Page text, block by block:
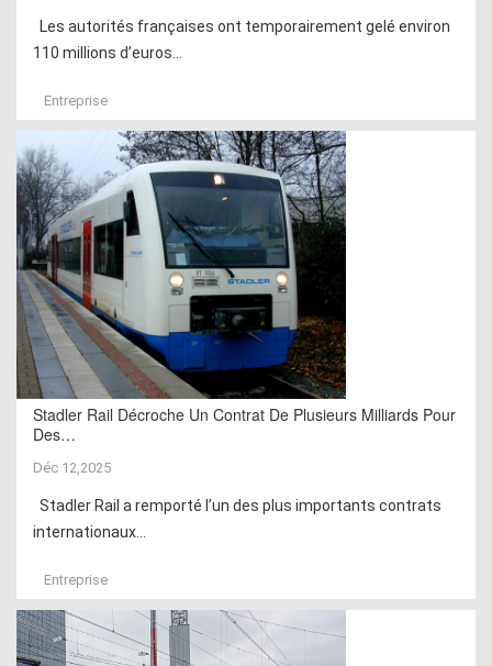
Les autorités françaises ont temporairement gelé environ
110 millions d’euros...
Entreprise
Stadler Rail Décroche Un Contrat De Plusieurs Milliards Pour
Des…
Déc 12,2025
Stadler Rail a remporté l’un des plus importants contrats
internationaux...
Entreprise